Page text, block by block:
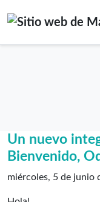
Un nuevo
Bienvenido,
miércoles, 5 de junio